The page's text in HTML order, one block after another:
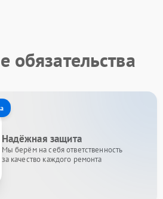
обязательства
Надёжная защита
Мы берём на себя ответственность
за качество каждого ремонта